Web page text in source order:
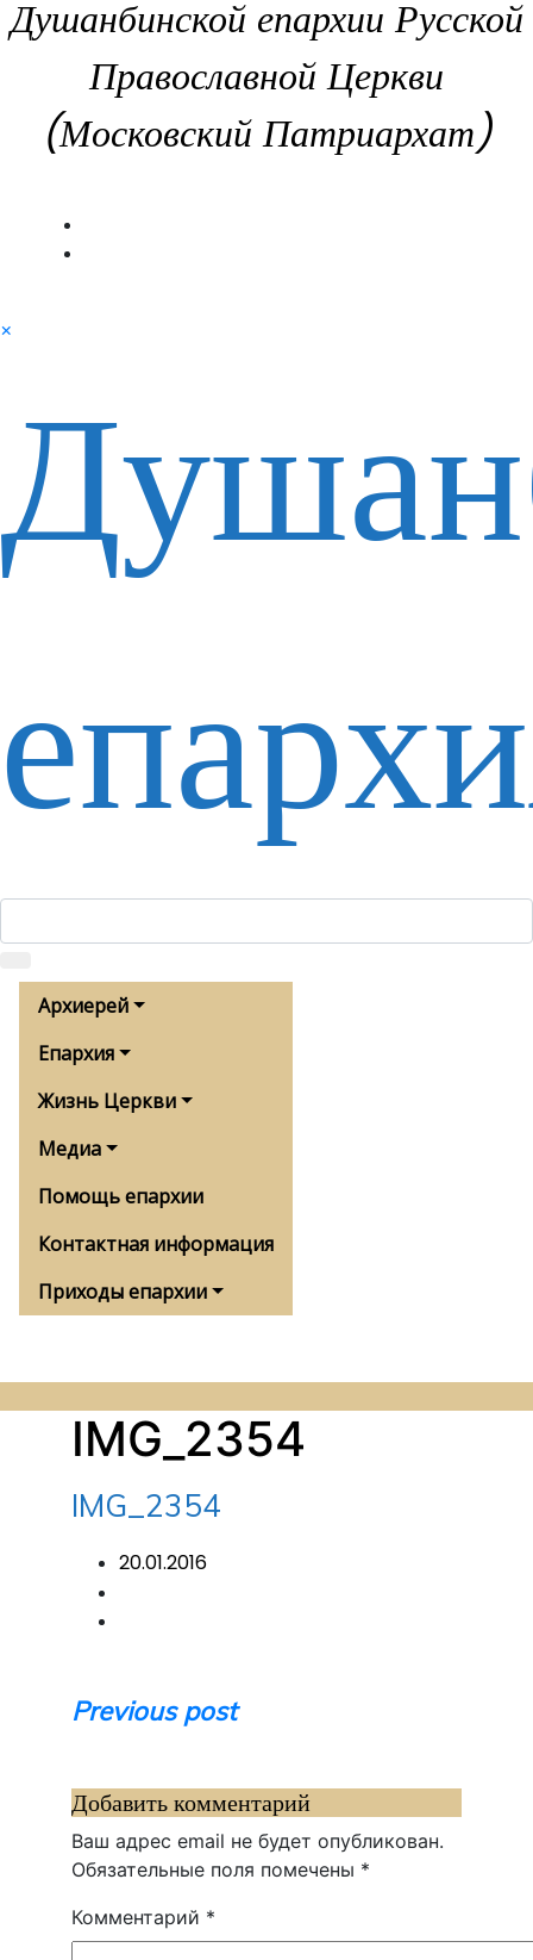
Душанбинской епархии Русской
Православной Церкви
(Московский Патриархат)
×
Архиерей
Епархия
Жизнь Церкви
Медиа
Помощь епархии
Контактная информация
Приходы епархии
IMG_2354
IMG_2354
20.01.2016
Навигация
записям
Previous post
Добавить комментарий
Ваш адрес email не будет опубликован.
Обязательные поля помечены *
Комментарий *